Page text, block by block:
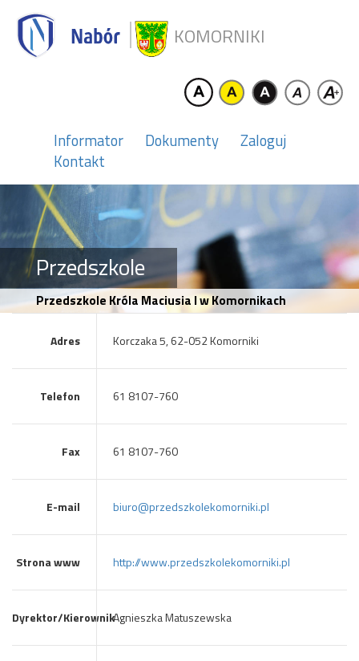
KOMORNIKI
Informator Dokumenty
Zaloguj
Kontakt
Przedszkole
Przedszkole Króla Maciusia I w Komornikach
Adres Korczaka 5, 62-052 Komorniki
Telefon 61 8107-760
Fax 61 8107-760
E-mail biuro@przedszkolekomorniki.pl
Strona www http://www.przedszkolekomorniki.pl
Dyrektor/KierownikAgnieszka Matuszewska